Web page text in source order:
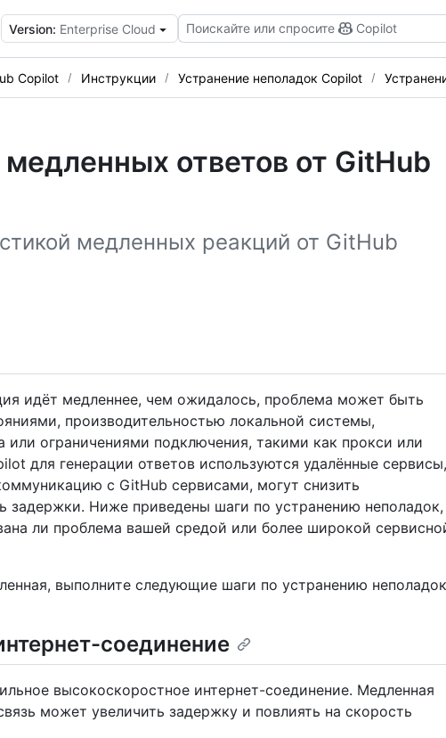
Version: Enterprise Cloud Поискайте или спросите Copilot
Copilot Инструкции Устранение неполадок Copilot
ответов от GitHub
медленных реакций от GitHub
идёт медленнее, чем ожидалось, проблема может быть
производительностью локальной системы,
или ограничениями подключения, такими как прокси или
для генерации ответов используются удалённые сервисы,
с GitHub сервисами, могут снизить
задержки. Ниже приведены шаги по устранению неполадок,
ли проблема вашей средой или более широкой
выполните следующие шаги по устранению
соединение
высокоскоростное интернет-соединение. Медленная
может увеличить задержку и повлиять на скорость